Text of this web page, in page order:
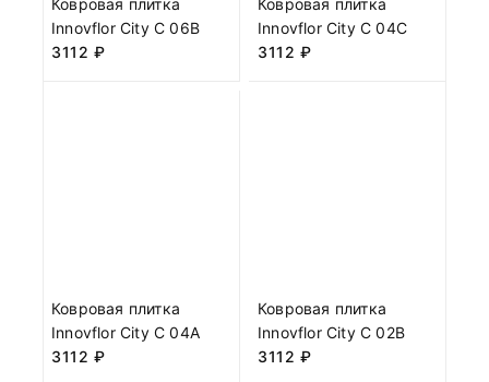
Innovflor City C 06B
3112 ₽
Innovflor City C 04C
3112 ₽
Ковровая плитка
Innovflor City C 04A
3112 ₽
Ковровая плитка
Innovflor City C 02B
3112 ₽